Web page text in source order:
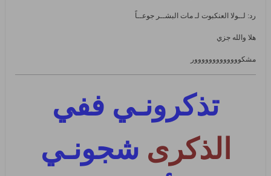
رد: لــولا العنكبوت لـ مات البشــر جوعــاً
هلا والله جزي
مشكووووووووووووور
تذكرونـي ففي
الذكرى شجونـي